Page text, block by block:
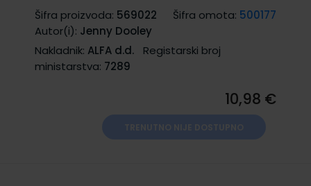
Šifra proizvoda: 569022 Šifra omota: 500177
Autor(i): Jenny Dooley
Nakladnik: ALFA d.d.
Registarski broj
ministarstva: 7289
10,98 €